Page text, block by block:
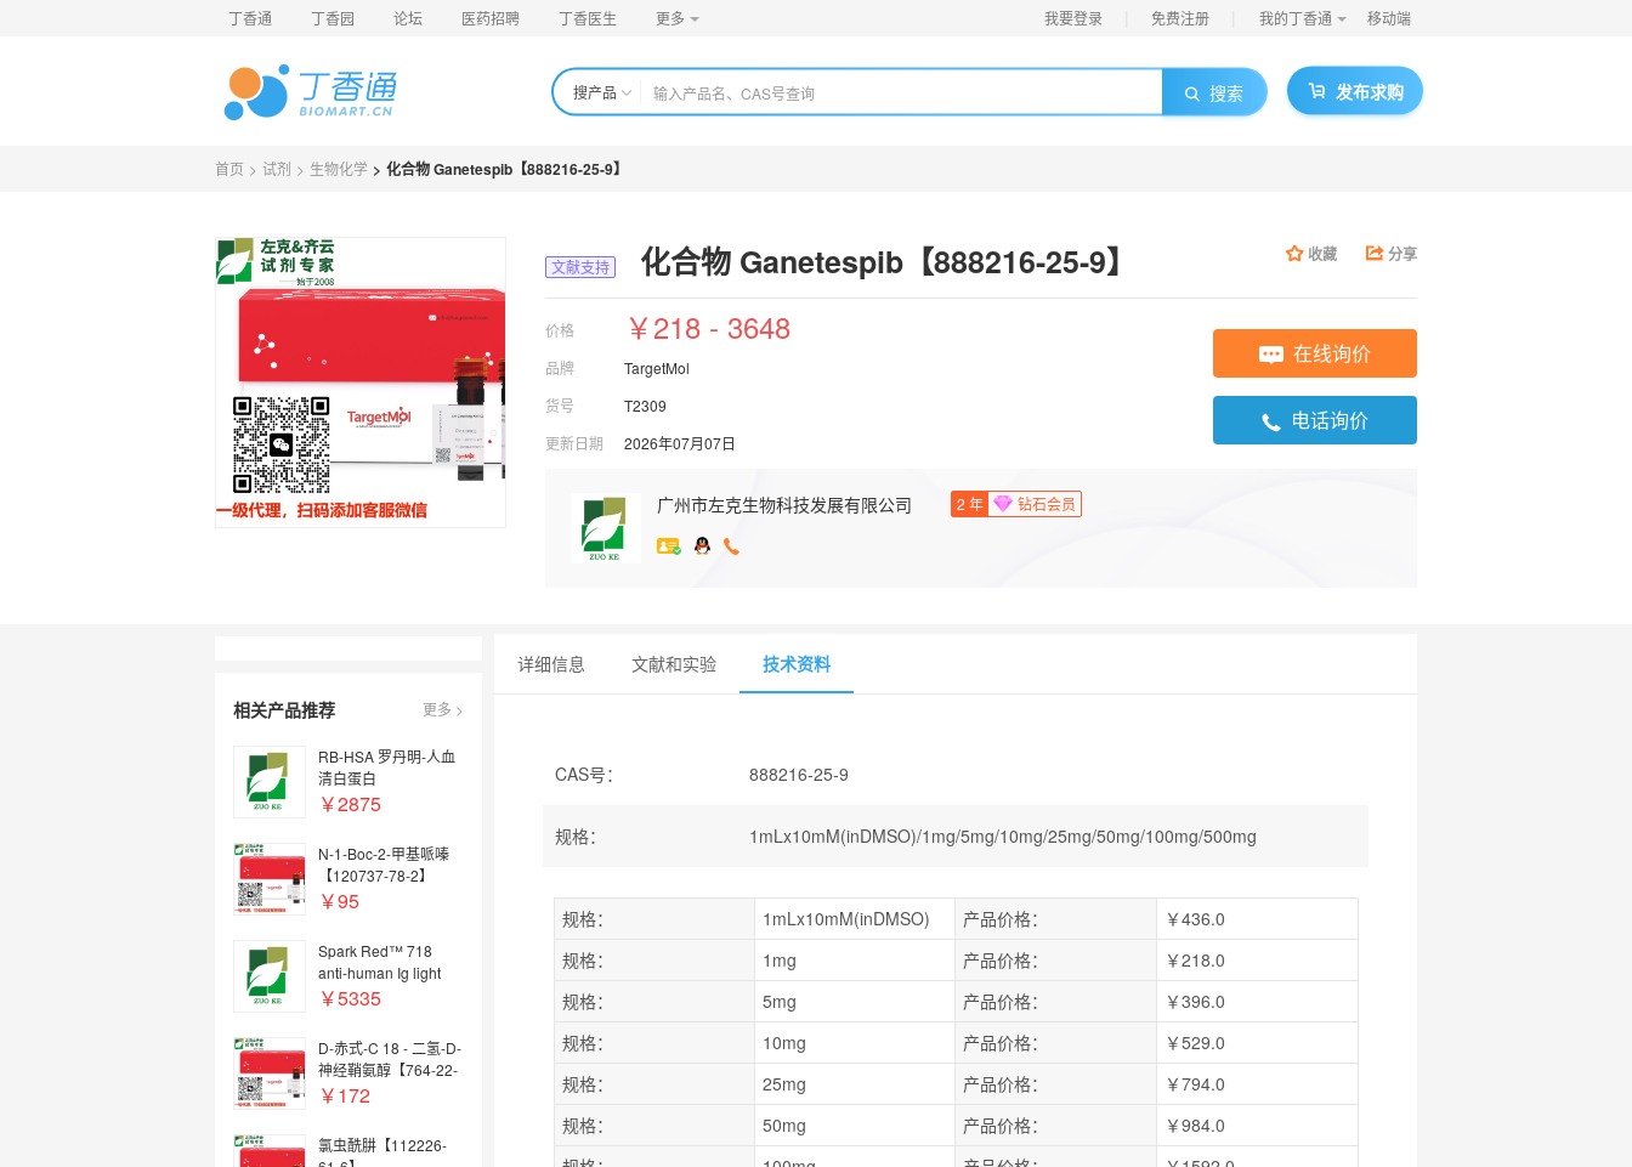
丁香通 丁香园 论坛 医药招聘 丁香医生 更多 我要登录 免费注册 我的丁香通 移动端
搜产品 搜索 发布求购
首页 > 试剂 > 生物化学 > 化合物 Ganetespib【888216-25-9】
文献支持 化合物 Ganetespib【888216-25-9】 收藏 分享
价格 ￥218 - 3648
品牌
TargetMol
货号
T2309
更新日期
2026年07月07日
在线询价
电话询价
广州市左克生物科技发展有限公司 2 年 钻石会员
相关产品推荐 更多 >
RB-HSA 罗丹明-人血
清白蛋白
￥2875
N-1-Boc-2-甲基哌嗪
【120737-78-2】
￥95
Spark Red™ 718
anti-human Ig light
chain λ (Flexi-
￥5335
D-赤式-C 18 - 二氢-D-
神经鞘氨醇【764-22-
7】
￥172
氯虫酰肼【112226-
详细信息 文献和实验 技术资料
CAS号： 888216-25-9
规格： 1mLx10mM(inDMSO)/1mg/5mg/10mg/25mg/50mg/100mg/500mg
规格： 1mLx10mM(inDMSO) 产品价格：
￥436.0
规格：
1mg 产品价格：
￥218.0
规格：
5mg 产品价格：
￥396.0
规格：
10mg 产品价格：
￥529.0
规格：
25mg 产品价格：
￥794.0
规格：
50mg 产品价格：
￥984.0